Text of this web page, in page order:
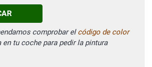
comprobar elcódigo de color
en tu coche para pedir la pintura